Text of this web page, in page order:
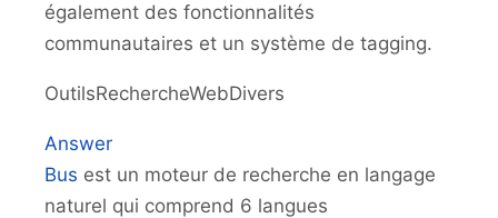
également des fonctionnalités
communautaires et un système de tagging.
OutilsRechercheWebDivers
Answer
Bus est un moteur de recherche en langage
naturel qui comprend 6 langues